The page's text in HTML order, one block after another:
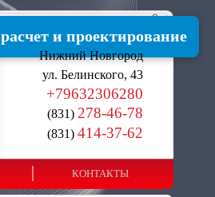
Нижний Новгород
ул. Белинского, 43
+79632306280
(831) 278-46-78
(831) 414-37-62
КОНТАКТЫ
расчет и проектирование